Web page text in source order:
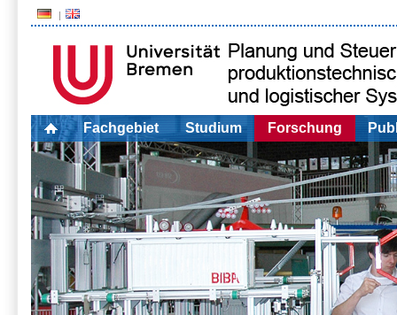
Fachgebiet Studium Forschung